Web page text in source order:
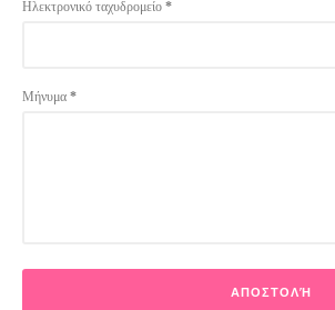
Ηλεκτρονικό ταχυδρομείο *
Μήνυμα *